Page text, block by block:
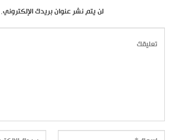
لن يتم نشر عنوان بريدك الإلكتروني.